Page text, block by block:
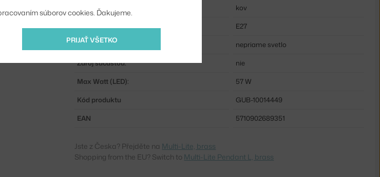
Hlavný materiál:
kov
Pätica / zdroj:
E27
Distribúcia svetla:
nepriame svetlo
Zdroj súčasťou:
nie
Max Watt (LED):
57 W
Kód produktu
GUB-10014449
EAN
5710902689351
Jste z Česka? Přejděte na Multi-Lite, brass
Shopping from the EU? Switch to Multi-Lite Pendant L, brass
súborov cookies. Ďakujeme.
PRIJAŤ VŠETKO